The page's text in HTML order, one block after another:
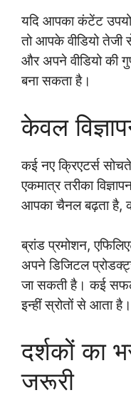
यदि आपका कंटेंट
तो आपके वीडियो
और अपने वीडियो की
बना सकता है।
केवल
कई नए क्रिएटर्स
एकमात्र तरीका
आपका चैनल बढ़ता है,
ब्रांड प्रमोशन,
अपने डिजिटल
जा सकती है। कई
इन्हीं स्रोतों से आता है।
दर्शकों का
जरूरी